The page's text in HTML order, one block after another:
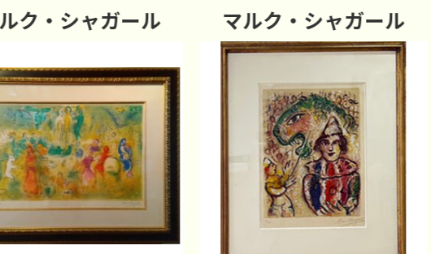
シャガール マルク・シャガール